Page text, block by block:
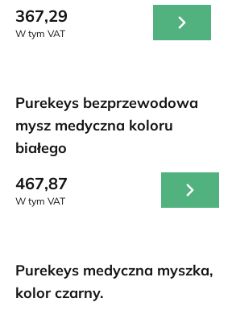
367,29
W tym VAT
Purekeys bezprzewodowa
mysz medyczna koloru
białego
467,87
W tym VAT
Purekeys medyczna myszka,
kolor czarny.